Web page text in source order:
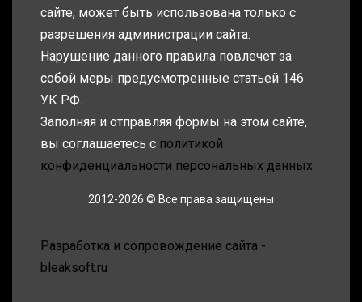
сайте, может быть использована только с
разрешения администрации сайта.
Нарушение данного правила повлечет за
собой меры предусмотренные статьей 146
УК РФ.
Заполняя и отправляя формы на этом сайте,
вы соглашаетесь с политикой
конфиденциальности персональных данных
2012-2026 © Все права защищены
Разработка и сопровождение сайта -
bleaksoft.ru